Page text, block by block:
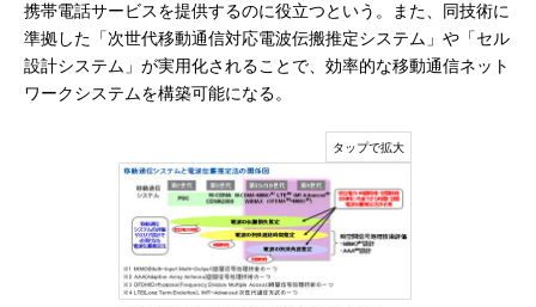
携帯電話サービスを提供するのに役立つという。また、同技術に
準拠した「次世代移動通信対応電波伝搬推定システム」や「セル
設計システム」が実用化されることで、効率的な移動通信ネット
ワークシステムを構築可能になる。